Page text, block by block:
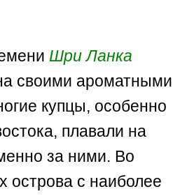
Шри Ланка
своими ароматными
купцы, особенно
плавали на
за ними. Во
острова с наиболее